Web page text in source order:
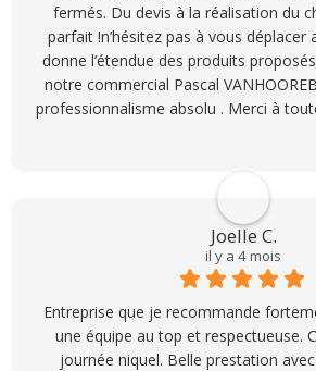
fermés. Du devis à la réalisation du
parfait !n’hésitez pas à vous
donne l’étendue des produits
notre commercial Pascal
professionnalisme absolu . Merci à
Joelle C.
il y a 4 mois
Entreprise que je recommande
une équipe au top et respectueuse.
journée niquel. Belle prestation